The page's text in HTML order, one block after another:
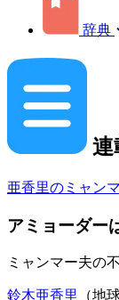
辞典
連
亜香里のミャン
アミョーダー
ミャンマー夫の
鈴木亜香里 （地